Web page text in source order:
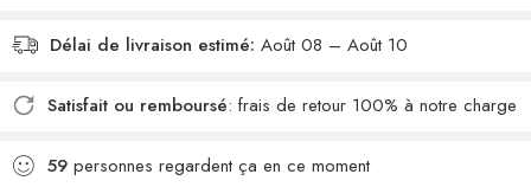
Délai de livraison estimé: Août 08 – Août 10
Satisfait ou remboursé: frais de retour 100% à notre charge
59 personnes regardent ça en ce moment